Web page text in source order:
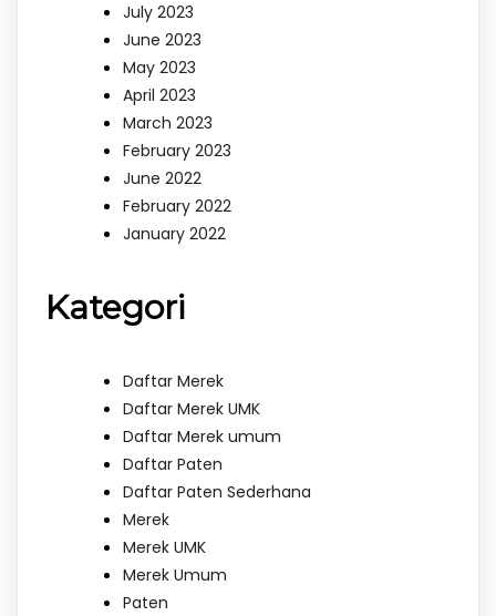
July 2023
June 2023
May 2023
April 2023
March 2023
February 2023
June 2022
February 2022
January 2022
Kategori
Daftar Merek
Daftar Merek UMK
Daftar Merek umum
Daftar Paten
Daftar Paten Sederhana
Merek
Merek UMK
Merek Umum
Paten